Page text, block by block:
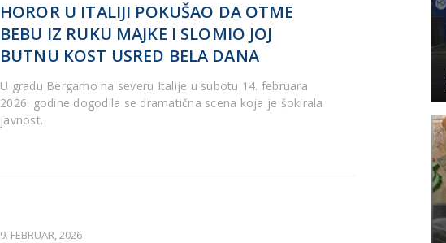
HOROR U ITALIJI POKUŠAO DA OTME
BEBU IZ RUKU MAJKE I SLOMIO JOJ
BUTNU KOST USRED BELA DANA
U gradu Bergamo na severu Italije u subotu 14. februara
2026. godine dogodila se dramatična scena koja je šokirala
javnost.
9. FEBRUAR, 2026